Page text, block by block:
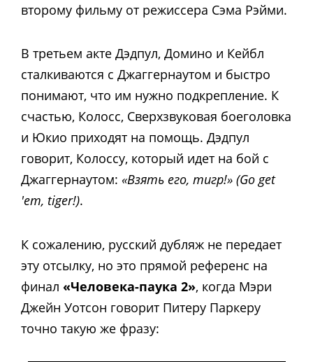
второму фильму от режиссера Сэма Рэйми.
В третьем акте Дэдпул, Домино и Кейбл
сталкиваются с Джаггернаутом и быстро
понимают, что им нужно подкрепление. К
счастью, Колосс, Сверхзвуковая боеголовка
и Юкио приходят на помощь. Дэдпул
говорит, Колоссу, который идет на бой с
Джаггернаутом: «Взять его, тигр!» (Go get
'em, tiger!).
К сожалению, русский дубляж не передает
эту отсылку, но это прямой референс на
финал «Человека-паука 2», когда Мэри
Джейн Уотсон говорит Питеру Паркеру
точно такую же фразу: